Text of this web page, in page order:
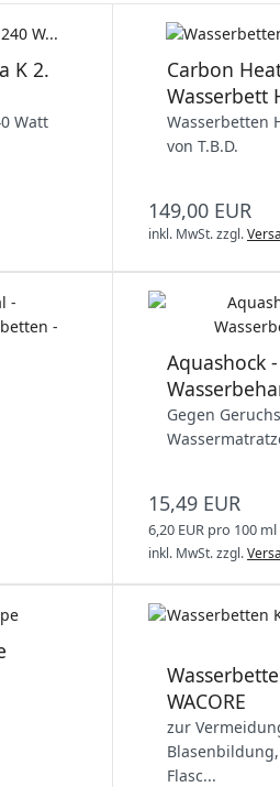
K 2.
Watt
Carbon
Wasserbett
Wasserbetten
von T.B.D.
149,00 EUR
inkl. MwSt.zzgl.
Aquashock
Gegen
15,49 EUR
6,20 EUR pro 100 ml
inkl. MwSt.zzgl.
WACORE
zur
Flasc...